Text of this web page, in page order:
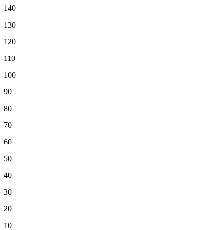
140
130
120
110
100
90
80
70
60
50
40
30
20
10